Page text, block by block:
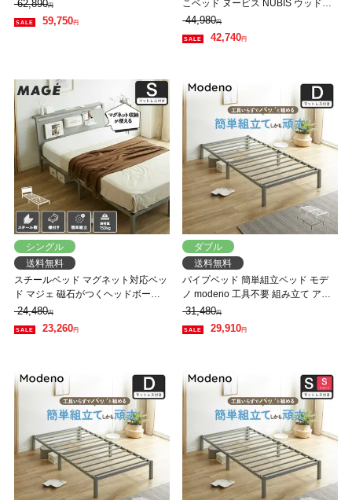
国産交互配列マットレス付 通気性
お手入れ簡単 頑丈
62,890円
59,750円
こベッド ヌービス NUBIS ウッドス
プリング アイアンベッド スチール
ベッド 体圧分散 シングル ホワイト
ハイブリッドマットレス付 【大型家
44,980円
42,740円
シングル
送料無料
スチールベッド マグネット対応ベッ
ド マジェ 磁石がつくヘッドボード
シングル ネルコZマットレス付 磁石
マグネットスチールベッド
24,480円
23,260円
ダブル
送料無料
パイプベッド 簡単組立ベッド モデ
ノ modeno 工具不要 組み立て アイ
アンベッド スチールベッド ダブル
バリューマットレス付 通気性 お手
入れ簡単 頑丈
31,480円
29,910円